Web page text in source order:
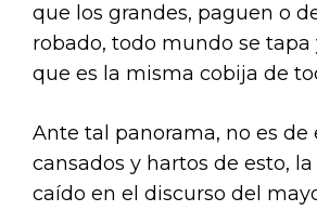
que los grandes, paguen o
robado, todo mundo se tapa
que es la misma cobija de
Ante tal panorama, no es de
cansados y hartos de esto,
caído en el discurso del